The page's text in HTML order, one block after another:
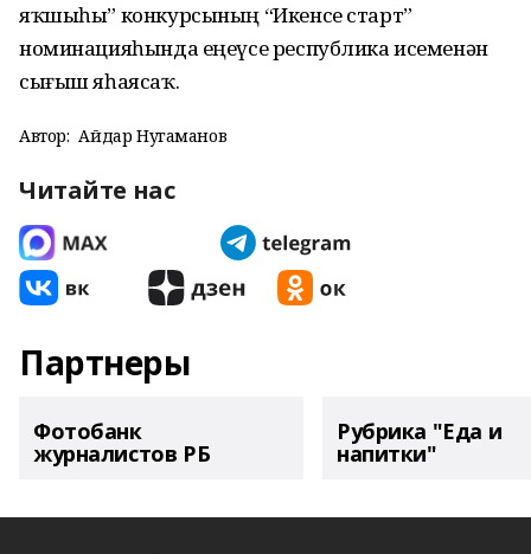
яҡшыһы” конкурсының “Икенсе старт”
номинацияһында еңеүсе республика исеменән
сығыш яһаясаҡ.
Автор: Айдар Нугаманов
Читайте нас
Партнеры
Фотобанк
журналистов РБ
Рубрика "Еда и
напитки"